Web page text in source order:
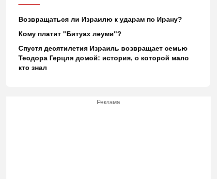
Возвращаться ли Израилю к ударам по Ирану?
Кому платит "Битуах леуми"?
Спустя десятилетия Израиль возвращает семью
Теодора Герцля домой: история, о которой мало
кто знал
Реклама